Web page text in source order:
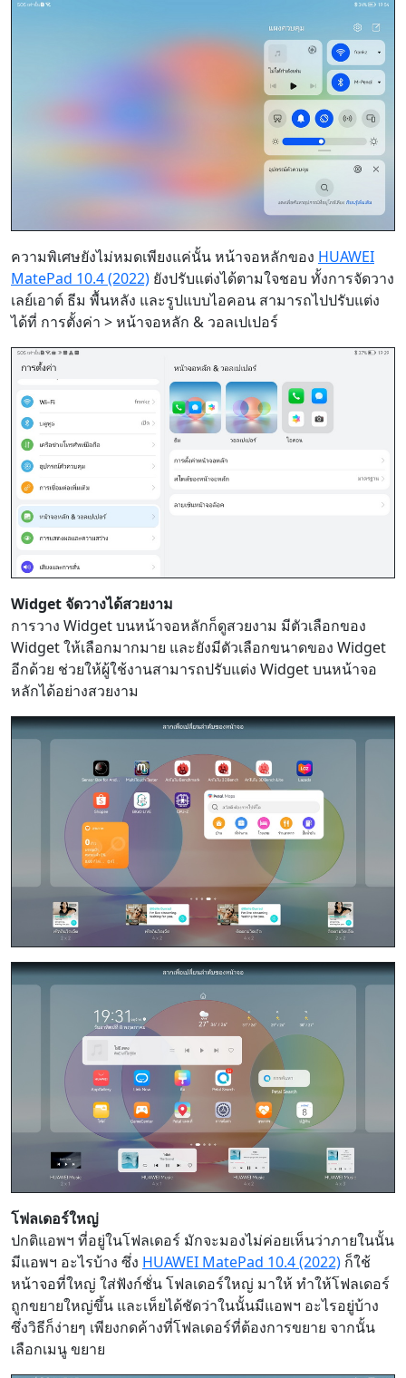
ความพิเศษยังไม่หมดเพียงแค่นั้น หน้าจอหลักของ HUAWEI
MatePad 10.4 (2022) ยังปรับแต่งได้ตามใจชอบ ทั้งการจัดวาง
เลย์เอาต์ ธีม พื้นหลัง และรูปแบบไอคอน สามารถไปปรับแต่ง
ได้ที่ การตั้งค่า > หน้าจอหลัก & วอลเปเปอร์
Widget จัดวางได้สวยงาม
การวาง Widget บนหน้าจอหลักก็ดูสวยงาม มีตัวเลือกของ
Widget ให้เลือกมากมาย และยังมีตัวเลือกขนาดของ Widget
อีกด้วย ช่วยให้ผู้ใช้งานสามารถปรับแต่ง Widget บนหน้าจอ
หลักได้อย่างสวยงาม
โฟลเดอร์ใหญ่
ปกติแอพฯ ที่อยู่ในโฟลเดอร์ มักจะมองไม่ค่อยเห็นว่าภายในนั้น
มีแอพฯ อะไรบ้าง ซึ่ง HUAWEI MatePad 10.4 (2022) ก็ใช้
หน้าจอที่ใหญ่ ใส่ฟังก์ชั่น โฟลเดอร์ใหญ่ มาให้ ทำให้โฟลเดอร์
ถูกขยายใหญ่ขึ้น และเห็ยได้ชัดว่าในนั้นมีแอพฯ อะไรอยู่บ้าง
ซึ่งวิธีก็ง่ายๆ เพียงกดค้างที่โฟลเดอร์ที่ต้องการขยาย จากนั้น
เลือกเมนู ขยาย